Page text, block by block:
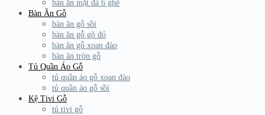
bàn ăn mặt đá 6 ghế
Bàn Ăn Gỗ
bàn ăn gỗ sồi
bàn ăn gỗ gõ đỏ
bàn ăn gỗ xoan đào
bàn ăn tròn gỗ
Tủ Quần Áo Gỗ
tủ quần áo gỗ xoan đào
tủ quần áo gỗ sồi
Kệ Tivi Gỗ
tủ tivi gỗ